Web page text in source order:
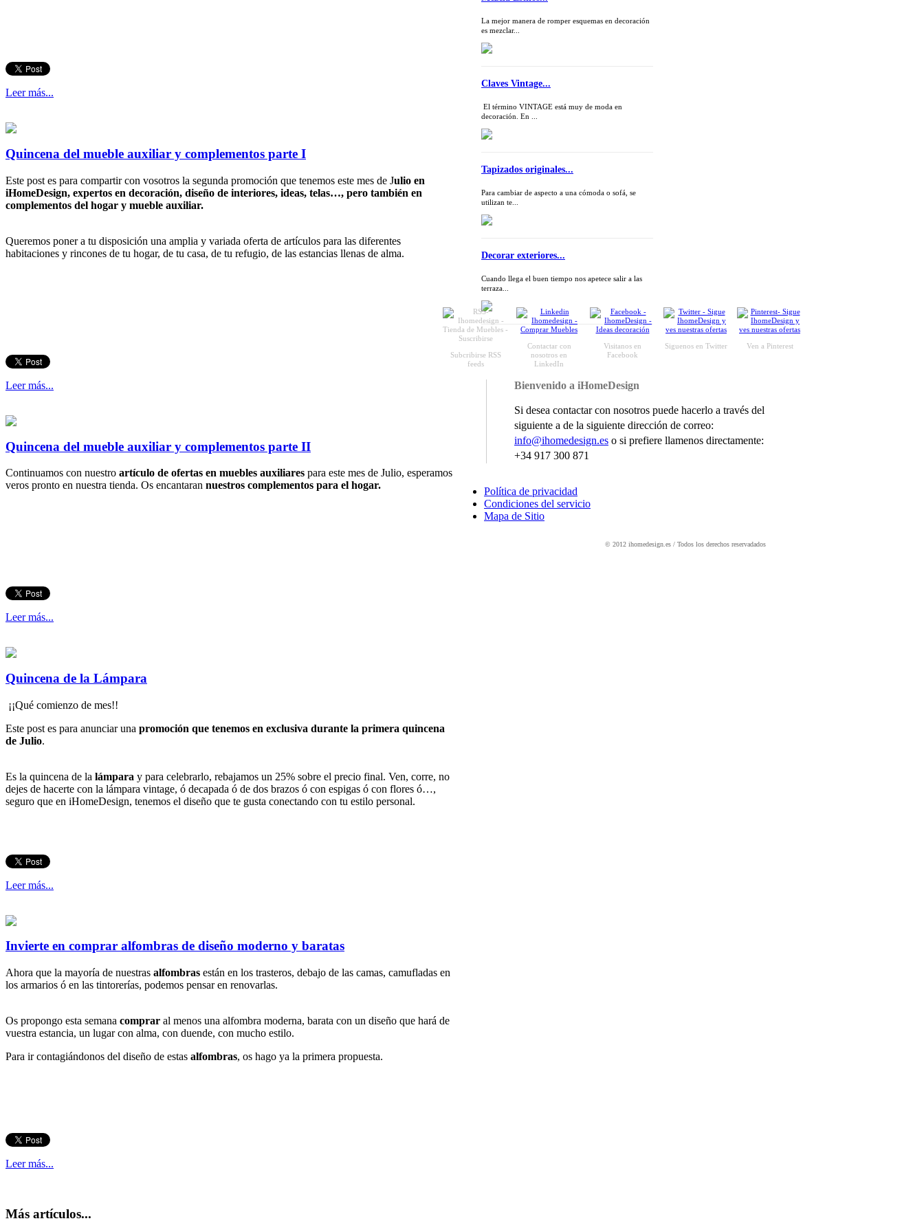
Leer más...
Quincena del mueble auxiliar y complementos parte I
Este post es para compartir con vosotros la segunda promoción que tenemos este mes de Julio en
iHomeDesign, expertos en decoración, diseño de interiores, ideas, telas…, pero también en
complementos del hogar y mueble auxiliar.
Queremos poner a tu disposición una amplia y variada oferta de artículos para las diferentes
habitaciones y rincones de tu hogar, de tu casa, de tu refugio, de las estancias llenas de alma.
Leer más...
Quincena del mueble auxiliar y complementos parte II
Continuamos con nuestro artículo de ofertas en muebles auxiliares para este mes de Julio, esperamos
veros pronto en nuestra tienda. Os encantaran nuestros complementos para el hogar.
Leer más...
Quincena de la Lámpara
¡¡Qué comienzo de mes!!
Este post es para anunciar una promoción que tenemos en exclusiva durante la primera quincena
de Julio.
Es la quincena de la lámpara y para celebrarlo, rebajamos un 25% sobre el precio final. Ven, corre, no
dejes de hacerte con la lámpara vintage, ó decapada ó de dos brazos ó con espigas ó con flores ó…,
seguro que en iHomeDesign, tenemos el diseño que te gusta conectando con tu estilo personal.
Leer más...
Invierte en comprar alfombras de diseño moderno y baratas
Ahora que la mayoría de nuestras alfombras están en los trasteros, debajo de las camas, camufladas en
los armarios ó en las tintorerías, podemos pensar en renovarlas.
Os propongo esta semana comprar al menos una alfombra moderna, barata con un diseño que hará de
vuestra estancia, un lugar con alma, con duende, con mucho estilo.
Para ir contagiándonos del diseño de estas alfombras, os hago ya la primera propuesta.
Leer más...
Más artículos...
La mejor manera de romper esquemas en decoración
es mezclar...
Claves Vintage...
El término VINTAGE está muy de moda en
decoración. En ...
Tapizados originales...
Para cambiar de aspecto a una cómoda o sofá, se
utilizan te...
Decorar exteriores...
Cuando llega el buen tiempo nos apetece salir a las
terraza...
Subcribirse RSS
feeds
Contactar con
nosotros en
LinkedIn
Visitanos en
Facebook
Siguenos en Twitter Ven a Pinterest
Bienvenido a iHomeDesign
Si desea contactar con nosotros puede hacerlo a través del
siguiente a de la siguiente dirección de correo:
info@ihomedesign.es o si prefiere llamenos directamente:
+34 917 300 871
Política de privacidad
Condiciones del servicio
Mapa de Sitio
© 2012 ihomedesign.es / Todos los derechos reservadados